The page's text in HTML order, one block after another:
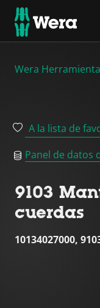
Wera
A la lista de
Panel de datos
9103
cuerdas
10134027000,